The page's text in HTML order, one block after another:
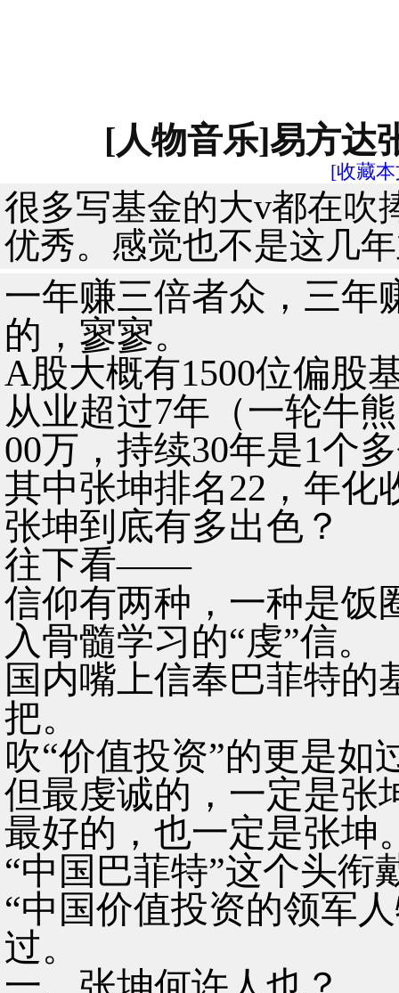
[人物音乐]易方达
[收藏
很多写基金的大v都在吹
优秀。感觉也不是这几
一年赚三倍者众，三年
的，寥寥。
A股大概有1500位偏股
从业超过7年（一轮牛
00万，持续30年是1个
其中张坤排名22，年化
张坤到底有多出色？
往下看——
信仰有两种，一种是饭
入骨髓学习的“虔”信。
国内嘴上信奉巴菲特的
把。
吹“价值投资”的更是如
但最虔诚的，一定是张
最好的，也一定是张坤
“中国巴菲特”这个头衔
“中国价值投资的领军
过。